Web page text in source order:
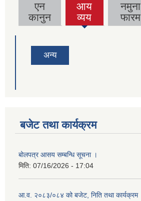
एन
कानुन
आय
व्यय
(active
tab)
नमुना
फारम
अन्य
बजेट तथा कार्यक्रम
बोलपत्र आसय सम्बन्धि सूचना ।
मिति: 07/16/2026 - 17:04
आ.व. २०८३/०८४ को बजेट, निति तथा कार्यक्रम